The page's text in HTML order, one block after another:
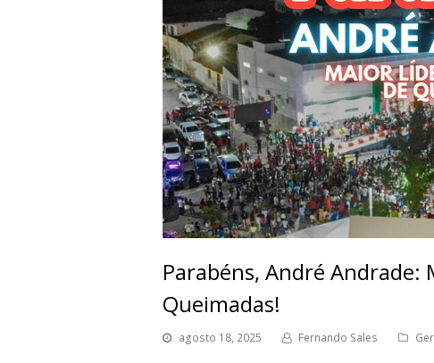
Parabéns, André
Queimadas!
agosto 18, 2025 Fernando Sales